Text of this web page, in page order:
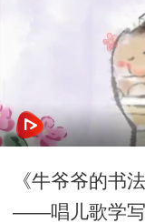
《牛爷爷的书
——唱儿歌学写